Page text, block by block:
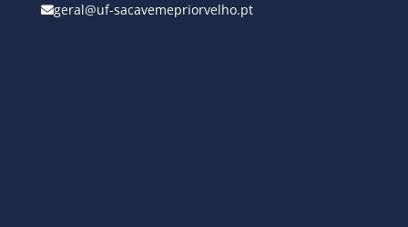
geral@uf-sacavemepriorvelho.pt